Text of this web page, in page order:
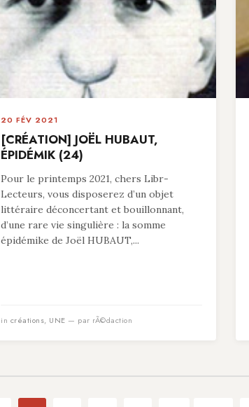
20 FÉV 2021
[CRÉATION] JOËL HUBAUT,
ÉPIDÉMIK (24)
Pour le printemps 2021, chers Libr-
Lecteurs, vous disposerez d’un objet
littéraire déconcertant et bouillonnant,
d’une rare vie singulière : la somme
épidémike de Joël HUBAUT,...
in créations, UNE — par rÃ©daction